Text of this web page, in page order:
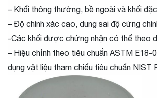
– Khối thông thường, bề ngoài và khối
– Độ chính xác cao, dung sai độ cứng
-Các khối được chứng nhận có thể theo
– Hiệu chỉnh theo tiêu chuẩn ASTM E18-
dụng vật liệu tham chiếu tiêu chuẩn NIST